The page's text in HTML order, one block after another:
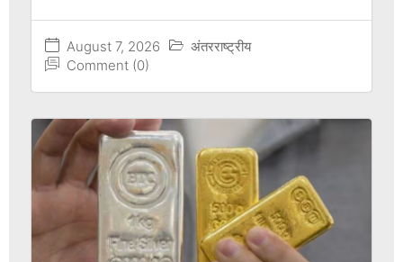
August 7, 2026
अंतरराष्ट्रीय
Comment (0)